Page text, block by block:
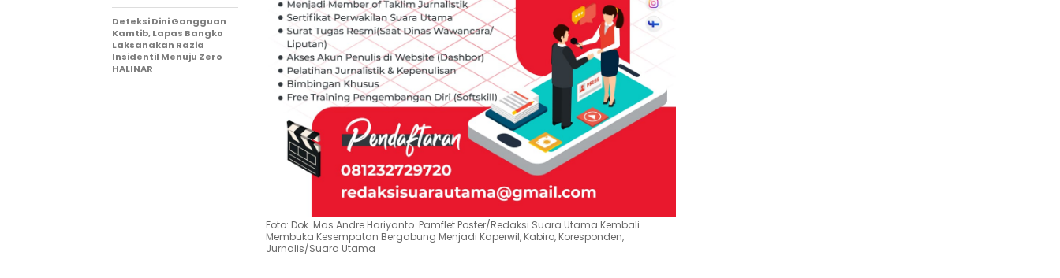
Foto: Dok. Mas Andre Hariyanto. Pamflet Poster/Redaksi Suara Utama Kembali
Membuka Kesempatan Bergabung Menjadi Kaperwil, Kabiro, Koresponden,
Jurnalis/Suara Utama
Deteksi Dini Gangguan
Kamtib, Lapas Bangko
Laksanakan Razia
Insidentil Menuju Zero
HALINAR